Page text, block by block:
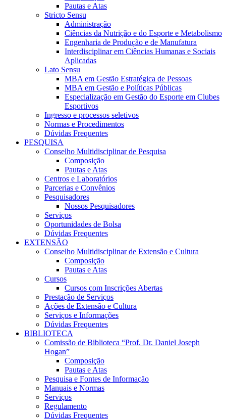
Pautas e Atas
Stricto Sensu
Administração
Ciências da Nutrição e do Esporte e Metabolismo
Engenharia de Produção e de Manufatura
Interdisciplinar em Ciências Humanas e Sociais
Aplicadas
Lato Sensu
MBA em Gestão Estratégica de Pessoas
MBA em Gestão e Políticas Públicas
Especialização em Gestão do Esporte em Clubes
Esportivos
Ingresso e processos seletivos
Normas e Procedimentos
Dúvidas Frequentes
PESQUISA
Conselho Multidisciplinar de Pesquisa
Composição
Pautas e Atas
Centros e Laboratórios
Parcerias e Convênios
Pesquisadores
Nossos Pesquisadores
Serviços
Oportunidades de Bolsa
Dúvidas Frequentes
EXTENSÃO
Conselho Multidisciplinar de Extensão e Cultura
Composição
Pautas e Atas
Cursos
Cursos com Inscrições Abertas
Prestação de Serviços
Ações de Extensão e Cultura
Serviços e Informações
Dúvidas Frequentes
BIBLIOTECA
Comissão de Biblioteca “Prof. Dr. Daniel Joseph
Hogan”
Composição
Pautas e Atas
Pesquisa e Fontes de Informação
Manuais e Normas
Serviços
Regulamento
Dúvidas Frequentes